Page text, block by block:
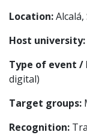
Location:Alcalá,
Host university:
Type of event /
digital)
Target groups:
Recognition: